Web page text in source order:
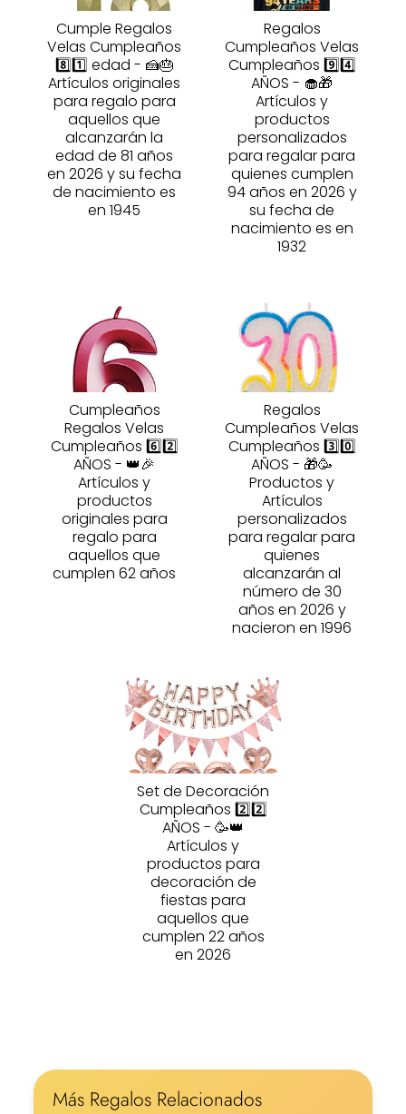
Cumple Regalos
Velas Cumpleaños
8️⃣1️⃣ edad - 🍰🎂
Artículos originales
para regalo para
aquellos que
alcanzarán la
edad de 81 años
en 2026 y su fecha
de nacimiento es
en 1945
Regalos
Cumpleaños Velas
Cumpleaños 9️⃣4️⃣
AÑOS - 🧁🎁
Artículos y
productos
personalizados
para regalar para
quienes cumplen
94 años en 2026 y
su fecha de
nacimiento es en
1932
Cumpleaños
Regalos Velas
Cumpleaños 6️⃣2️⃣
AÑOS - 👑🎉
Artículos y
productos
originales para
regalo para
aquellos que
cumplen 62 años
Regalos
Cumpleaños Velas
Cumpleaños 3️⃣0️⃣
AÑOS - 🎁🥳
Productos y
Artículos
personalizados
para regalar para
quienes
alcanzarán al
número de 30
años en 2026 y
nacieron en 1996
Set de Decoración
Cumpleaños 2️⃣2️⃣
AÑOS - 🥳👑
Artículos y
productos para
decoración de
fiestas para
aquellos que
cumplen 22 años
en 2026
Más Regalos Relacionados